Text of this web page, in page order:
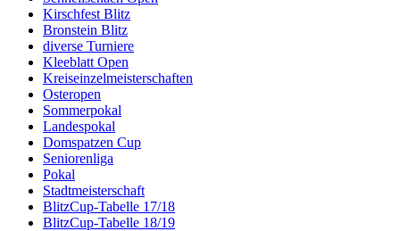
Kirschfest Blitz
Bronstein Blitz
diverse Turniere
Kleeblatt Open
Kreiseinzelmeisterschaften
Osteropen
Sommerpokal
Landespokal
Domspatzen Cup
Seniorenliga
Pokal
Stadtmeisterschaft
BlitzCup-Tabelle 17/18
BlitzCup-Tabelle 18/19